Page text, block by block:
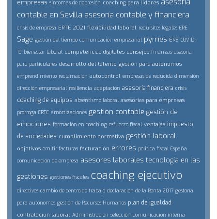
empresas síntomas de depresión coaching para líderes
contable en Sevilla asesoría contable y financiera
crisis de empresa ERTE 2021 flexibilidad laboral requisitos legales ERE
Sage gestión del tiempo comunicación empresarial pymes ERE COVID-
19 bienestar laboral competencias digitales consejos finanzas asesoría
para particulares desarrollo del talento gestión para autónomos
emprendimiento reclamación autocontrol empresas de reducida dimensión
dirección empresarial resiliencia adaptación asesoría financiera crisis
coaching de equipos absentismo laboral asesorías para empresas
prorroga ERTE amortizaciones gestión contable gestión de
emociones formación en coaching esfuerzo fiscal ventajas impuesto
de sociedades cumplimiento normativa gestión laboral
objetivos emitir facturas facturación errores politica fiscal España
comunicación de empresa asesores laborales tecnología en las
gestiones gestiones fiscales coaching ejecutivo
directivos cambio de centro de trabajo declaración de la Renta 2017 gestoría
para autónomos gestión de Recursos Humanos plan de igualdad
contratación laboral Administración selección comunicación interna